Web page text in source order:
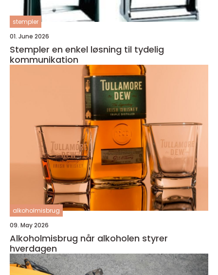
stempler
01. June 2026
Stempler en enkel løsning til tydelig
kommunikation
alkoholmisbrug
09. May 2026
Alkoholmisbrug når alkoholen styrer
hverdagen